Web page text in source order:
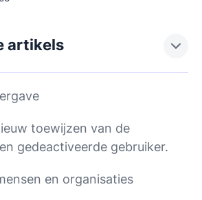
artikels
toewijzen van de
gedeactiveerde gebruiker.
en organisaties